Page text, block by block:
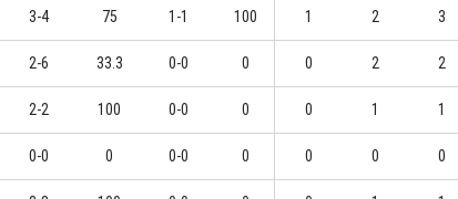
3-4 75 1-1 100 1 2 3
2-6 33.3 0-0 0 0 2 2
2-2 100 0-0 0 0 1 1
0-0 0 0-0 0 0 0 0